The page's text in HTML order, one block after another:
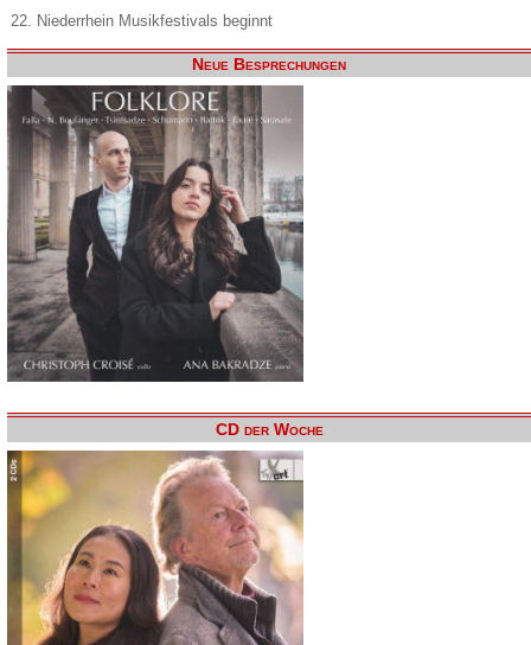
22. Niederrhein Musikfestivals beginnt
Neue Besprechungen
CD der Woche